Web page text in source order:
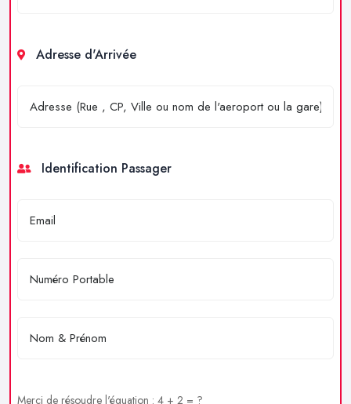
Adresse d'Arrivée
Identification Passager
Merci de résoudre l'équation : 4 + 2 = ?